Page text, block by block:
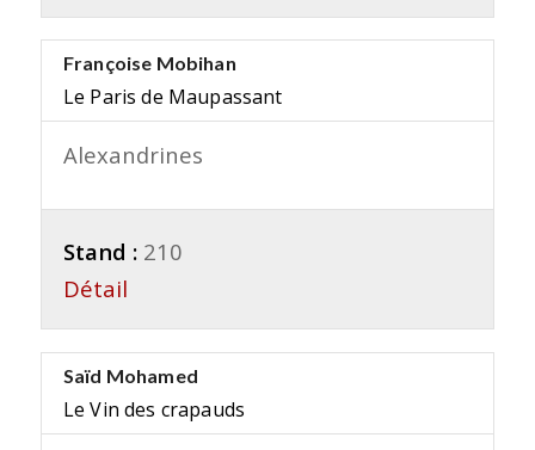
Françoise Mobihan
Le Paris de Maupassant
Alexandrines
Stand : 210
Détail
Saïd Mohamed
Le Vin des crapauds